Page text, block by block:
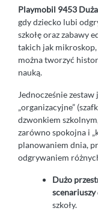
Playmobil 9453
gdy dziecko lubi
szkołę oraz zabawy
takich jak
można tworzyć
nauką.
Jednocześnie
„organizacyjne”
dzwonkiem
zarówno spokojna i
planowaniem dnia,
odgrywaniem
Dużo
scenariuszy
szkoły.